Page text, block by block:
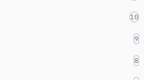
10
9
8